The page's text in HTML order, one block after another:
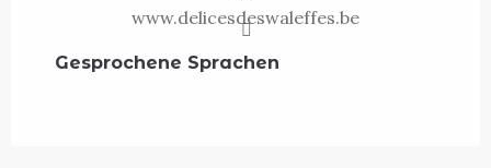
www.delicesdeswaleffes.be
Gesprochene Sprachen
Gesprochene Sprachen